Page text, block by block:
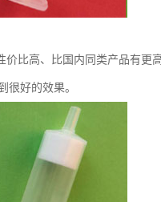
比高、比国内同类产品有更
很好的效果。